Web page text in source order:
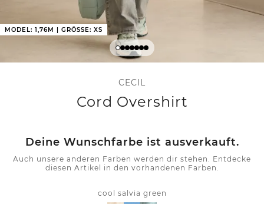
MODEL: 1,76M | GRÖSSE: XS
CECIL
Cord Overshirt
Deine Wunschfarbe ist ausverkauft.
Auch unsere anderen Farben werden dir stehen. Entdecke
diesen Artikel in den vorhandenen Farben.
cool salvia green